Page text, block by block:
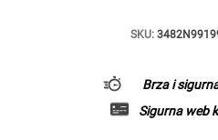
SKU:
Brza i
Sigurna web